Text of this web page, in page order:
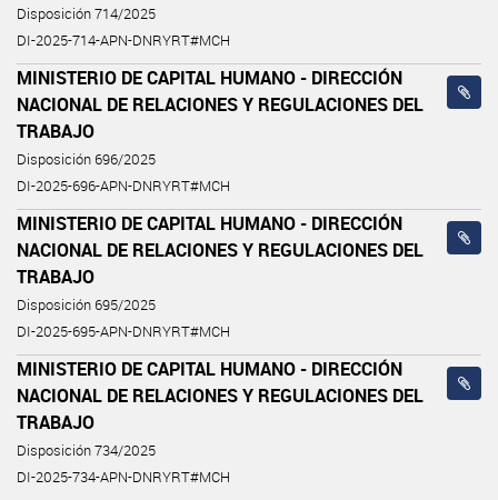
Disposición 714/2025
DI-2025-714-APN-DNRYRT#MCH
MINISTERIO DE CAPITAL HUMANO - DIRECCIÓN
NACIONAL DE RELACIONES Y REGULACIONES DEL
TRABAJO
Disposición 696/2025
DI-2025-696-APN-DNRYRT#MCH
MINISTERIO DE CAPITAL HUMANO - DIRECCIÓN
NACIONAL DE RELACIONES Y REGULACIONES DEL
TRABAJO
Disposición 695/2025
DI-2025-695-APN-DNRYRT#MCH
MINISTERIO DE CAPITAL HUMANO - DIRECCIÓN
NACIONAL DE RELACIONES Y REGULACIONES DEL
TRABAJO
Disposición 734/2025
DI-2025-734-APN-DNRYRT#MCH